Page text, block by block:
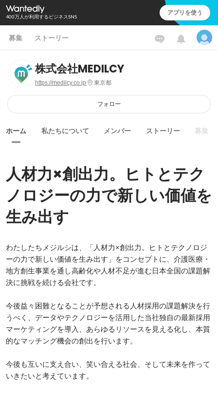
400万人が利用するビジネスSNS アプリを使う
募集 ストーリー
株式会社MEDILCY
https://medilcy.co.jp 東京都
フォロー
ホーム 私たちについて メンバー ストーリー 募集
人材力×創出力。ヒトとテク
ノロジーの力で新しい価値を
生み出す
わたしたちメジルシは、「人材力×創出力。ヒトとテクノロジ
ーの力で新しい価値を生み出す」をコンセプトに、介護医療・
地方創生事業を通し高齢化や人材不足が進む日本全国の課題解
決に挑戦を続ける会社です。
今後益々困難となることが予想される人材採用の課題解決を行
うべく、データやテクノロジーを活用した当社独自の最新採用
マーケティングを導入、あらゆるリソースを見える化し、本質
的なマッチング機会の創出を行います。
今後も互いに支え合い、笑い合える社会、そして未来を作って
いきたいと考えています。